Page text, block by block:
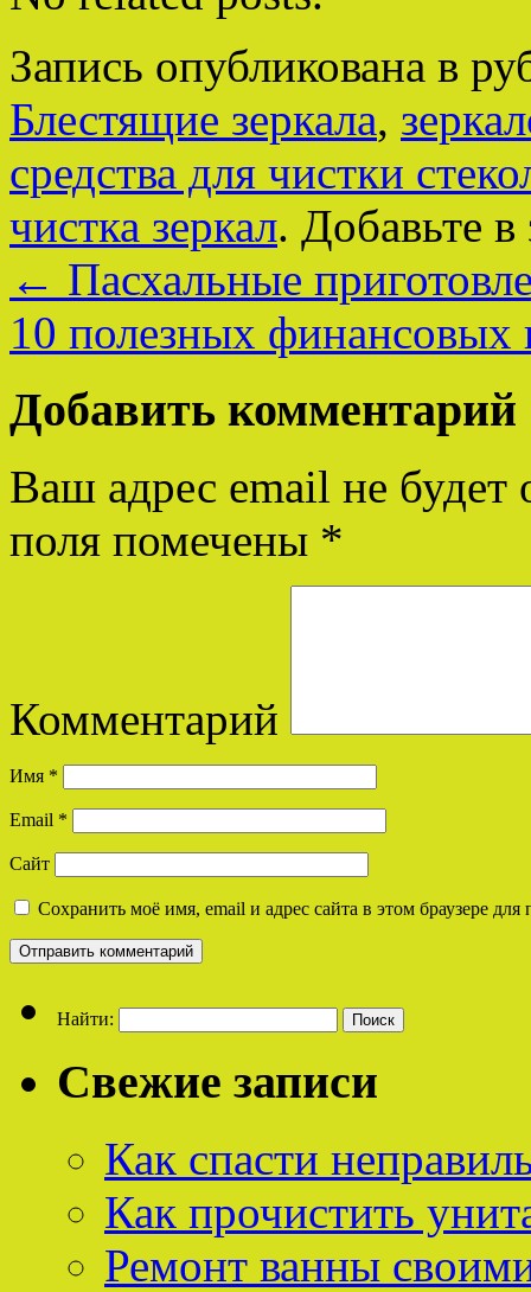
Запись опубликована в
Блестящие зеркала,
средства для чистки
чистка зеркал. Добавьте
← Пасхальные
10 полезных
Добавить комментарий
Ваш адрес email не будет
поля помечены *
Комментарий
Имя *
Email *
Сайт
Сохранить моё имя, email и адрес сайта в этом браузере
Найти:
Свежие записи
Как спасти
Как прочистить
Ремонт ванны